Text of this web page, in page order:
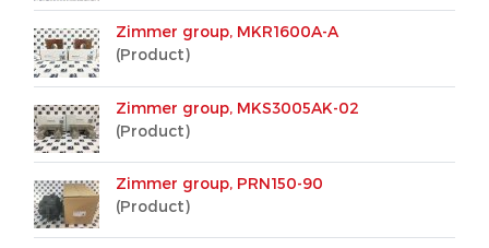
Zimmer group, MKR1600A-A
(Product)
Zimmer group, MKS3005AK-02
(Product)
Zimmer group, PRN150-90
(Product)